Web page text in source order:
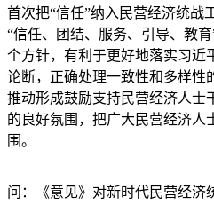
首次把“信任”纳入民营经济统战
“信任、团结、服务、引导、教
个方针，有利于更好地落实习近
论断，正确处理一致性和多样性
推动形成鼓励支持民营经济人士
的良好氛围，把广大民营经济人
围。
问：《意见》对新时代民营经济